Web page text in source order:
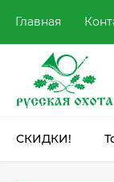
Главная
СКИДКИ!